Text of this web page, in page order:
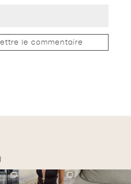
le commentaire